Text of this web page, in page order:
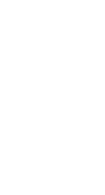
Jest szczególnie
nebulizatora po
jest łatwy
układu
wszystkich.
Omron